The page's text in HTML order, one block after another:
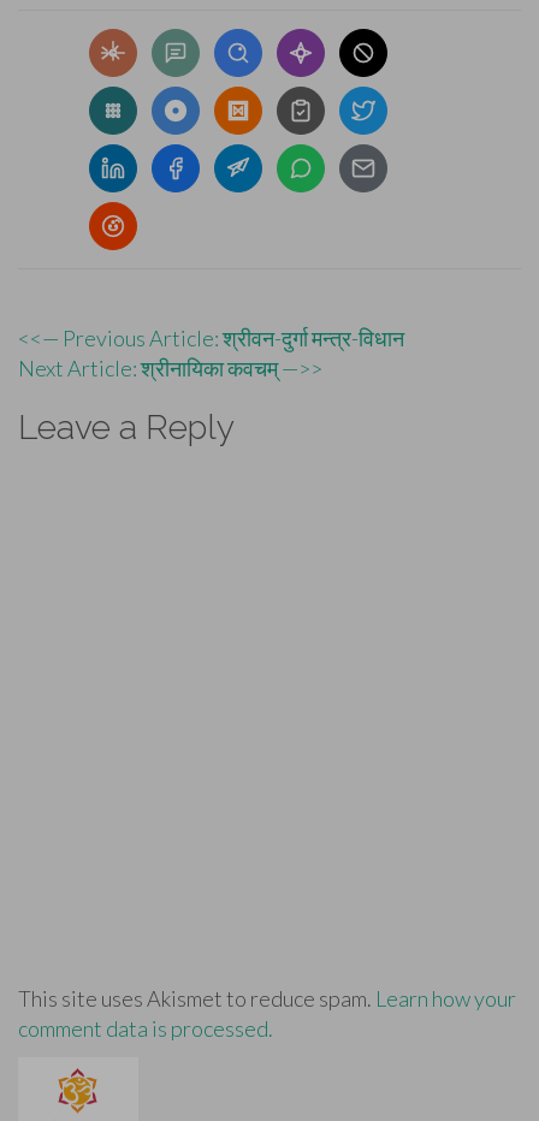
Post
navigation
<<— Previous Article: श्रीवन-दुर्गा मन्त्र-विधान
Next Article: श्रीनायिका कवचम् —>>
Leave a Reply
This site uses Akismet to reduce spam. Learn how your
comment data is processed.